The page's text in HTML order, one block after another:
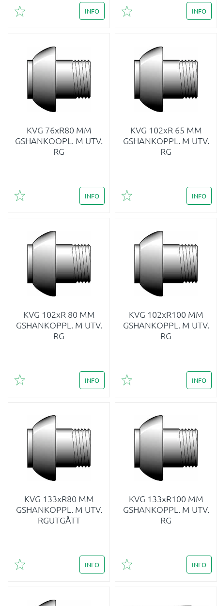
Lägg till i favoriter
INFO
Lägg till i favoriter
INFO
KVG 76xR80 MM
GSHANKOOPL. M UTV.
RG
Lägg till i favoriter
INFO
KVG 102xR 65 MM
GSHANKOPPL. M UTV.
RG
Lägg till i favoriter
INFO
KVG 102xR 80 MM
GSHANKOPPL. M UTV.
RG
Lägg till i favoriter
INFO
KVG 102xR100 MM
GSHANKOPPL. M UTV.
RG
Lägg till i favoriter
INFO
KVG 133xR80 MM
GSHANKOPPL. M UTV.
RGUTGÅTT
Lägg till i favoriter
INFO
KVG 133xR100 MM
GSHANKOPPL. M UTV.
RG
Lägg till i favoriter
INFO